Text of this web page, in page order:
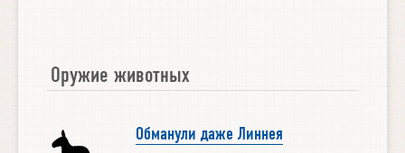
Оружие животных
Обманули даже Линнея